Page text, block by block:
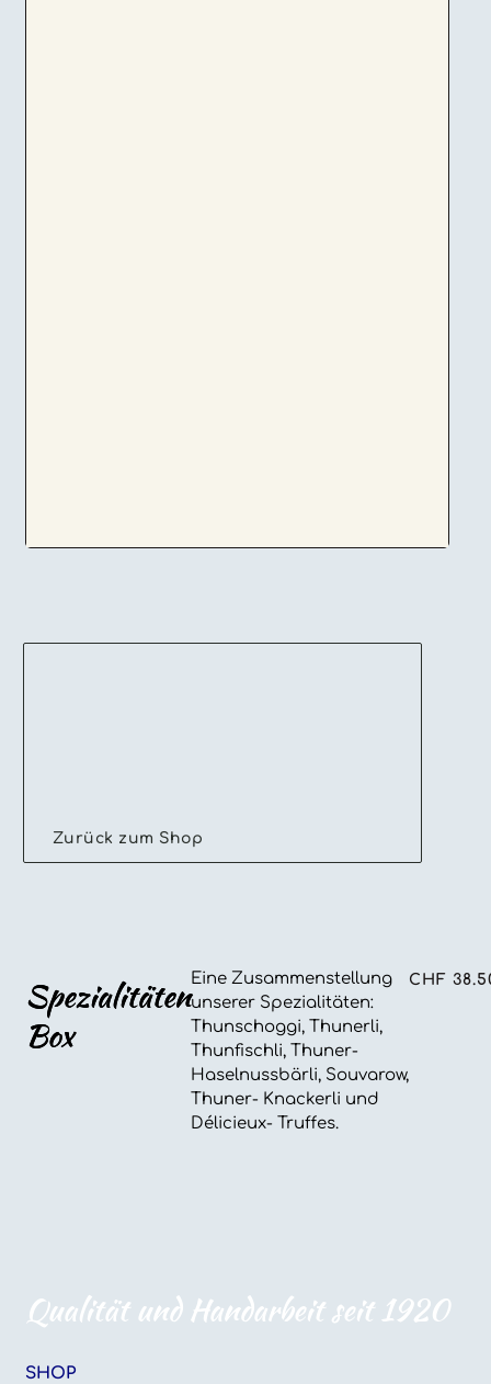
Zurück zum Shop
Spezialitäten
Box
Eine Zusammenstellung
unserer Spezialitäten:
Thunschoggi, Thunerli,
Thunfischli, Thuner-
Haselnussbärli, Souvarow,
Thuner- Knackerli und
Délicieux- Truffes.
CHF
Qualität und Handarbeit seit 1920
SHOP